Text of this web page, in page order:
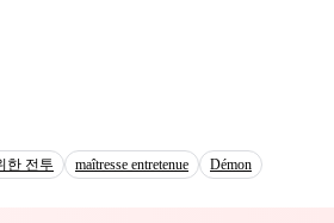
한 전투 maîtresse entretenue Démon